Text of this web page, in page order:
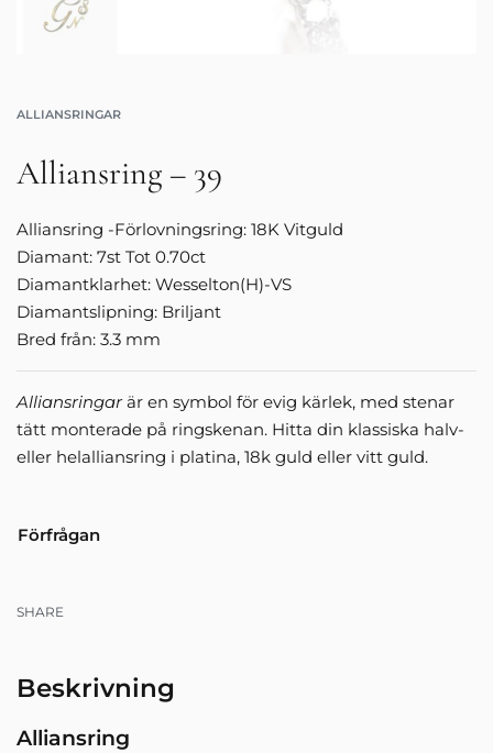
ALLIANSRINGAR
Alliansring – 39
Alliansring -Förlovningsring: 18K Vitguld
Diamant: 7st Tot 0.70ct
Diamantklarhet: Wesselton(H)-VS
Diamantslipning: Briljant
Bred från: 3.3 mm
Alliansringarär en symbol för evig kärlek, med stenar
tätt monterade på ringskenan. Hitta din klassiska halv-
eller helalliansring i platina, 18k guld eller vitt guld.
Förfrågan
SHARE
Beskrivning
Alliansring